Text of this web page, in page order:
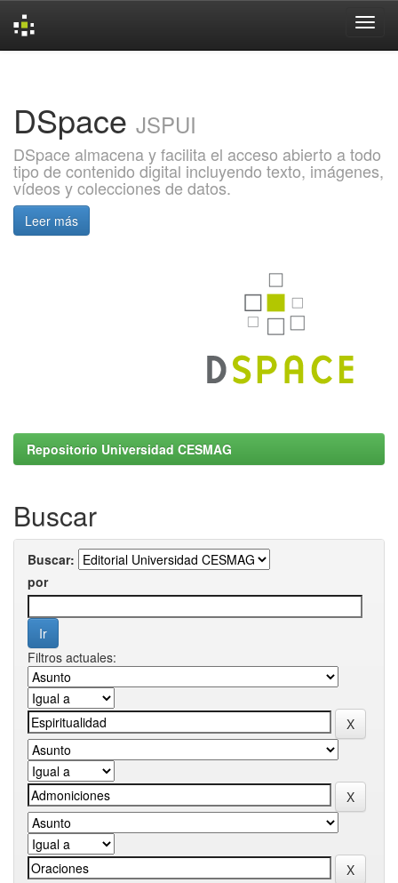
DSpace JSPUI
DSpace almacena y facilita el acceso abierto a todo
tipo de contenido digital incluyendo texto, imágenes,
vídeos y colecciones de datos.
Leer más
Repositorio Universidad CESMAG
Buscar
Buscar:
por
Filtros actuales: